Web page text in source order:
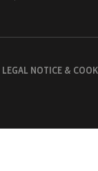
LEGAL NOTICE &